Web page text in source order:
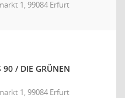
1, 99084 Erfurt
/ DIE GRÜNEN
1, 99084 Erfurt